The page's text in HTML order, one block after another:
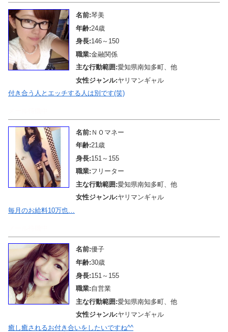
名前:琴美
年齢:24歳
身長:146～150
職業:金融関係
主な行動範囲:愛知県南知多町、他
女性ジャンル:ヤリマンギャル
付き合う人とエッチする人は別です(笑)
名前: ＮＯマネー
年齢:21歳
身長:151～155
職業:フリーター
主な行動範囲:愛知県南知多町、他
女性ジャンル:ヤリマンギャル
毎月のお給料10万也…
名前:優子
年齢:30歳
身長:151～155
職業:自営業
主な行動範囲:愛知県南知多町、他
女性ジャンル:ヤリマンギャル
癒し癒されるお付き合いをしたいですね^^